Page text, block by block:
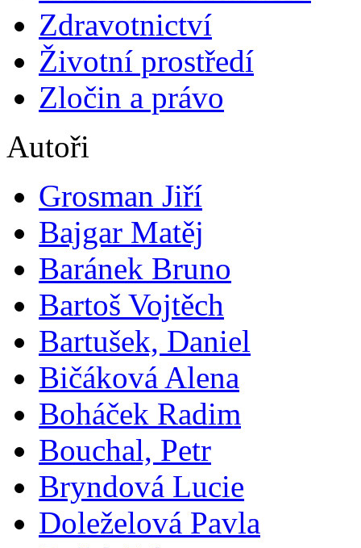
Zdravotnictví
Životní prostředí
Zločin a právo
Autoři
Grosman Jiří
Bajgar Matěj
Baránek Bruno
Bartoš Vojtěch
Bartušek, Daniel
Bičáková Alena
Boháček Radim
Bouchal, Petr
Bryndová Lucie
Doleželová Pavla